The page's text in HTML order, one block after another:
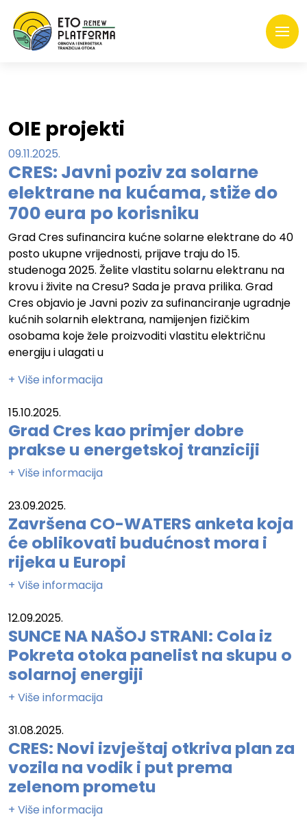
OIE projekti
09.11.2025.
CRES: Javni poziv za solarne
elektrane na kućama, stiže do
700 eura po korisniku
Grad Cres sufinancira kućne solarne elektrane do 40
posto ukupne vrijednosti, prijave traju do 15.
studenoga 2025. Želite vlastitu solarnu elektranu na
krovu i živite na Cresu? Sada je prava prilika. Grad
Cres objavio je Javni poziv za sufinanciranje ugradnje
kućnih solarnih elektrana, namijenjen fizičkim
osobama koje žele proizvoditi vlastitu električnu
energiju i ulagati u
+ Više informacija
15.10.2025.
Grad Cres kao primjer dobre
prakse u energetskoj tranziciji
+ Više informacija
23.09.2025.
Završena CO-WATERS anketa koja
će oblikovati budućnost mora i
rijeka u Europi
+ Više informacija
12.09.2025.
SUNCE NA NAŠOJ STRANI: Cola iz
Pokreta otoka panelist na skupu o
solarnoj energiji
+ Više informacija
31.08.2025.
CRES: Novi izvještaj otkriva plan za
vozila na vodik i put prema
zelenom prometu
+ Više informacija